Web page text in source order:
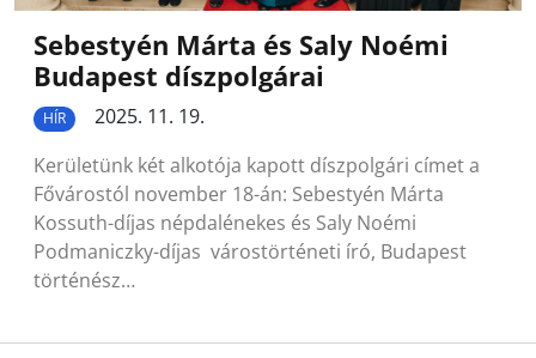
Sebestyén Márta és Saly Noémi
Budapest díszpolgárai
HÍR
2025. 11. 19.
Kerületünk két alkotója kapott díszpolgári címet a
Fővárostól november 18-án: Sebestyén Márta
Kossuth-díjas népdalénekes és Saly Noémi
Podmaniczky-díjas várostörténeti író, Budapest
történész…